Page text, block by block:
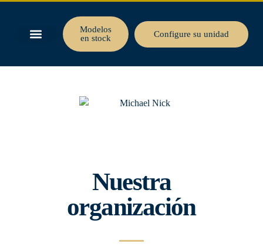
Modelos
en stock
Configure su unidad
Nuestra
organización